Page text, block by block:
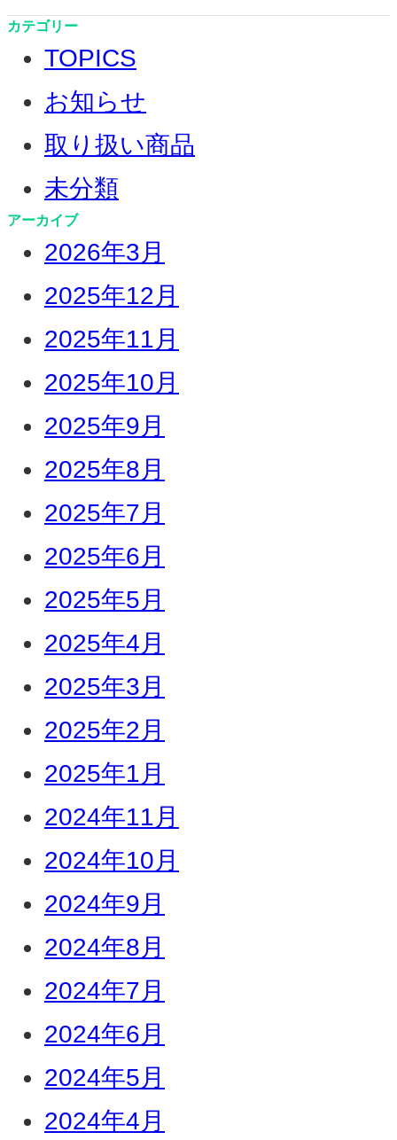
カテゴリー
TOPICS
お知らせ
取り扱い商品
未分類
アーカイブ
2026年3月
2025年12月
2025年11月
2025年10月
2025年9月
2025年8月
2025年7月
2025年6月
2025年5月
2025年4月
2025年3月
2025年2月
2025年1月
2024年11月
2024年10月
2024年9月
2024年8月
2024年7月
2024年6月
2024年5月
2024年4月